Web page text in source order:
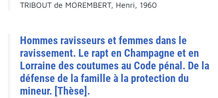
TRIBOUT de MOREMBERT, Henri, 1960
Hommes ravisseurs et femmes dans le
ravissement. Le rapt en Champagne et en
Lorraine des coutumes au Code pénal. De la
défense de la famille à la protection du
mineur. [Thèse].